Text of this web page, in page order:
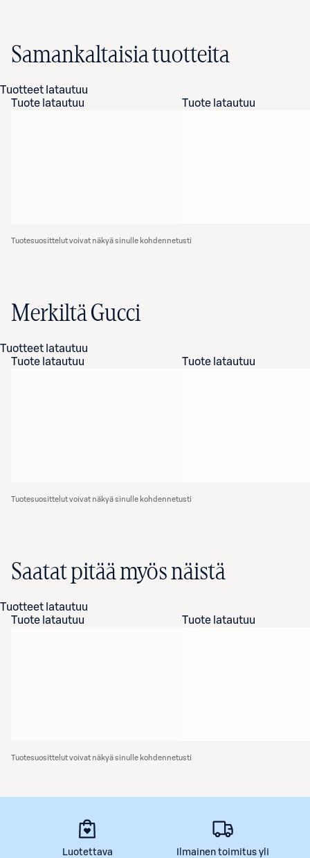
Samankaltaisia tuotteita
Tuotteet latautuu
Tuote latautuu
Tuote latautuu
Tuotesuosittelut voivat näkyä sinulle kohdennetusti
Merkiltä Gucci
Tuotteet latautuu
Tuote latautuu
Tuote latautuu
Tuotesuosittelut voivat näkyä sinulle kohdennetusti
Saatat pitää myös näistä
Tuotteet latautuu
Tuote latautuu
Tuote latautuu
Tuotesuosittelut voivat näkyä sinulle kohdennetusti
Luotettava
Ilmainen toimitus yli